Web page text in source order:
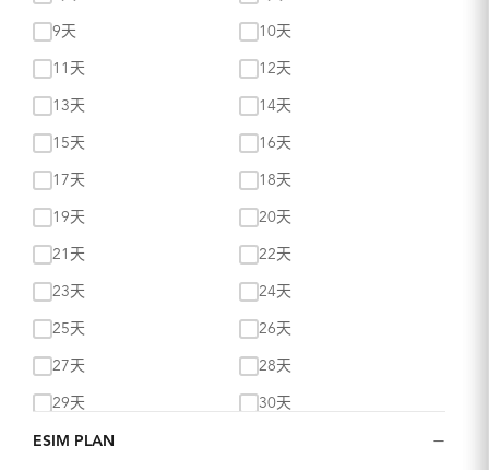
9天 10天
11天 12天
13天 14天
15天 16天
17天 18天
19天 20天
21天 22天
23天 24天
25天 26天
27天 28天
29天 30天
ESIM PLAN −